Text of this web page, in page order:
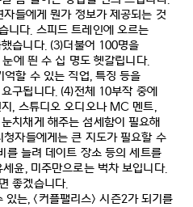
들에게 뭔가 정보가 제공되는 것
니다. 스피드 트레인에 오르는
습니다. (3)더불어 100명을
에 띈 수 십 명도 헷갈립니다.
억할 수 있는 직업, 특징 등을
구됩니다. (4)전체 10부작 중에
, 스튜디오 오디오나 MC 멘트,
치채게 해주는 섬세함이 필요해
자들에게는 큰 지도가 필요할 수
를 늘려 데이트 장소 등의 세트를
세윤, 미주만으로는 벅차 보입니다.
좋겠습니다.
있는, <커플팰리스>시즌2가 되기를